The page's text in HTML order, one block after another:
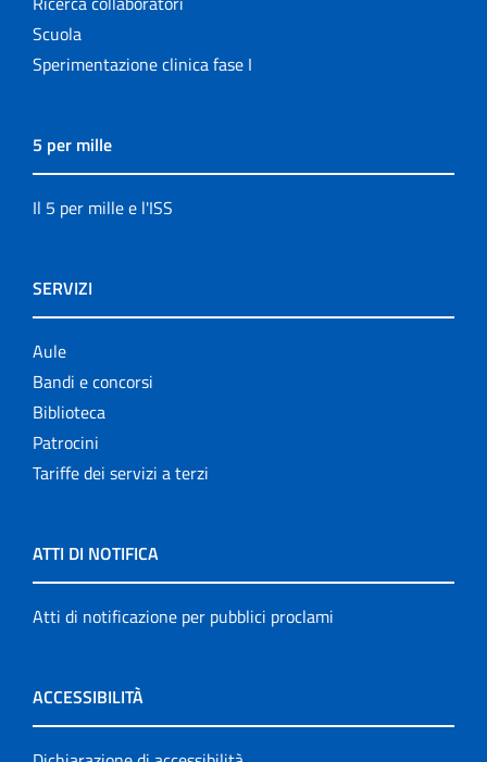
Scuola
Sperimentazione clinica fase I
5 per mille
Il 5 per mille e l'ISS
SERVIZI
Aule
Bandi e concorsi
Biblioteca
Patrocini
Tariffe dei servizi a terzi
ATTI DI NOTIFICA
Atti di notificazione per pubblici proclami
ACCESSIBILITÀ